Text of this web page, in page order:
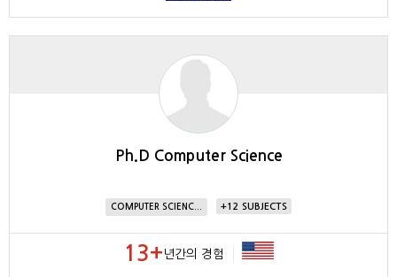
Ph.D Computer Science
COMPUTER SCIENC... 12
13+ 년간의 경험